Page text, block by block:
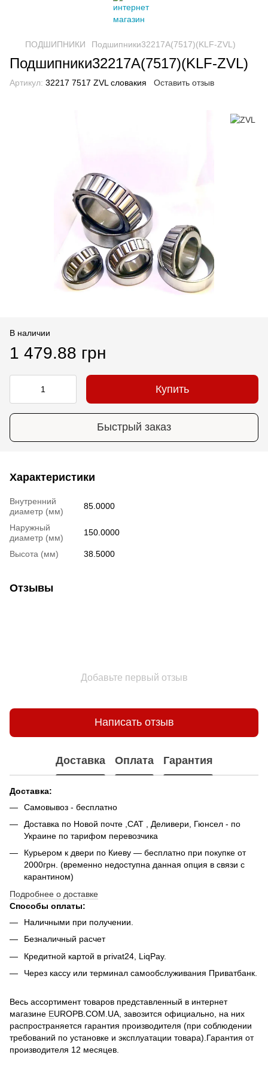
ПОДШИПНИКИ Подшипники32217A(7517)(KLF-ZVL)
Подшипники32217A(7517)(KLF-ZVL)
Артикул: 32217 7517 ZVL словакия Оставить отзыв
В наличии
1 479.88 грн
Купить
Быстрый заказ
Характеристики
Внутренний
диаметр (мм)
85.0000
Наружный
диаметр (мм)
150.0000
Высота (мм) 38.5000
Отзывы
Добавьте первый отзыв
Написать отзыв
Доставка Оплата Гарантия
Доставка:
Самовывоз - беcплатно
Доставка по Новой почте ,САТ , Деливери, Гюнсел - по
Украине по тарифом перевозчика
Курьером к двери по Киеву — бесплатно при покупке от
2000грн. (временно недоступна данная опция в связи с
карантином)
Подробнее о доставке
Способы оплаты:
Наличными при получении.
Безналичный расчет
Кредитной картой в privat24, LiqPay.
Через кассу или терминал самообслуживания Приватбанк.
Весь ассортимент товаров представленный в интернет
магазине EUROPB.COM.UA, завозится официально, на них
распространяется гарантия производителя (при соблюдении
требований по установке и эксплуатации товара).Гарантия от
производителя 12 месяцев.